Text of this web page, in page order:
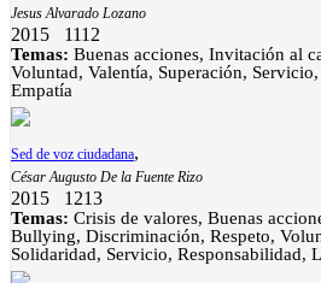
Jesus Alvarado Lozano
2015 1112
Temas: Buenas acciones, Invitación al
Voluntad, Valentía, Superación,
Empatía
Sed de voz ciudadana,
César Augusto De la Fuente Rizo
2015 1213
Temas: Crisis de valores, Buenas
Bullying, Discriminación, Respeto,
Solidaridad, Servicio, Responsabilidad,
Generosidad